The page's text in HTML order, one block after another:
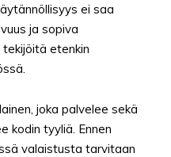
ei saa
ja sopiva
etenkin
joka palvelee sekä
kodin tyyliä. Ennen
valaistusta tarvitaan